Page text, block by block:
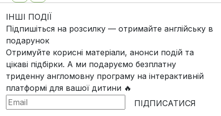
ІНШІ ПОДІЇ
Підпишіться на розсилку — отримайте англійську в
подарунок
Отримуйте корисні матеріали, анонси подій та
цікаві підбірки. А ми подаруємо безплатну
триденну англомовну програму на інтерактивній
платформі для вашої дитини 🔥
ПІДПИСАТИСЯ